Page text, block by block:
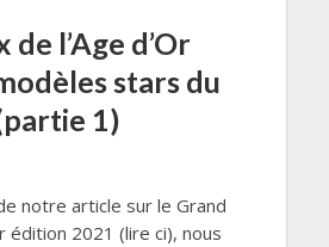
l’Age d’Or
stars du
1)
notre article sur le Grand
édition 2021 (lire ci), nous